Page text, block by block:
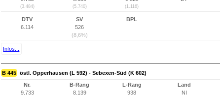
(3.484) (5.740) (1.116)
DTV
6.114
SV
526
(8,6%)
BPL
Infos...
B 445 östl. Opperhausen (L 592) - Sebexen-Süd (K 602)
Nr.
9.733
B-Rang
8.139
L-Rang
938
Land
NI